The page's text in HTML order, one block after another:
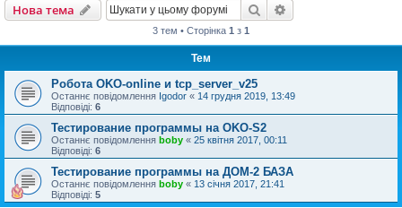
Нова тема Пошук
3 тем • Сторінка 1 з 1
Тем
Робота OKO-online и tcp_server_v25
Останнє повідомлення Igodor « 14 грудня 2019, 13:49
Відповіді: 6
Тестирование программы на OKO-S2
Останнє повідомлення boby « 25 квітня 2017, 00:11
Відповіді: 6
Тестирование программы на ДОМ-2 БАЗА
Останнє повідомлення boby « 13 січня 2017, 21:41
Відповіді: 5